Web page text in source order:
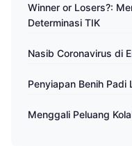
Winner or Losers?:
Determinasi TIK
Nasib Coronavirus di
Penyiapan Benih Padi
Menggali Peluang